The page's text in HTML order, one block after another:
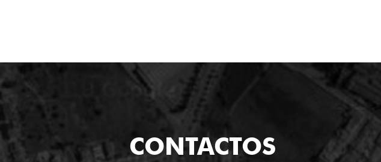
CONTACTOS